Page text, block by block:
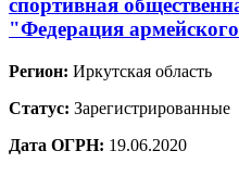
спортивная
"Федерация
Регион: Иркутская область
Статус: Зарегистрированные
Дата ОГРН: 19.06.2020